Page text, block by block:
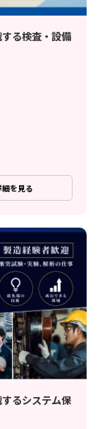
る検査・設備
細を見る
るシステム保